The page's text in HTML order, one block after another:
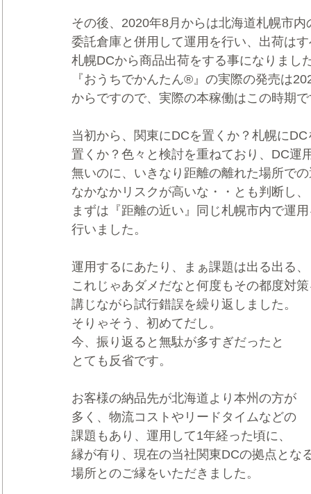
その後、2020年8月からは北海道札幌市内
委託倉庫と併用して運用を行い、出荷は
札幌DCから商品出荷をする事になりまし
『おうちでかんたん®』の実際の発売は
からですので、実際の本稼働はこの時期
当初から、関東にDCを置くか？札幌にDC
置くか？色々と検討を重ねており、DC運
無いのに、いきなり距離の離れた場所で
なかなかリスクが高いな・・とも判断し、
まずは『距離の近い』同じ札幌市内で運
行いました。
運用するにあたり、まぁ課題は出る出る、
これじゃあダメだなと何度もその都度対
講じながら試行錯誤を繰り返しました。
そりゃそう、初めてだし。
今、振り返ると無駄が多すぎだったと
とても反省です。
お客様の納品先が北海道より本州の方が
多く、物流コストやリードタイムなどの
課題もあり、運用して1年経った頃に、
縁が有り、現在の当社関東DCの拠点とな
場所とのご縁をいただきました。